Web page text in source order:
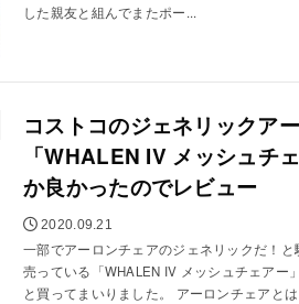
した親友と組んでまたポー...
コストコのジェネリックア
「WHALEN IV メッシュチ
か良かったのでレビュー
2020.09.21
一部でアーロンチェアのジェネリックだ！
売っている「WHALEN IV メッシュチェアー
と買ってまいりました。 アーロンチェアと